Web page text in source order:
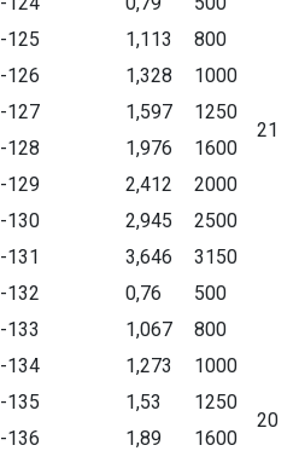
21
-125 1,113
800
-126
1,328
1000
-127
1,597
1250
-128
1,976
1600
-129
2,412
2000
-130
2,945
2500
-131
3,646
3150
-132
0,76 500
20
-133 1,067
800
-134
1,273
1000
-135
1,53
1250
-136
1,89
1600